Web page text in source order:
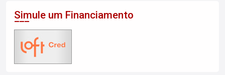
Simule um Financiamento